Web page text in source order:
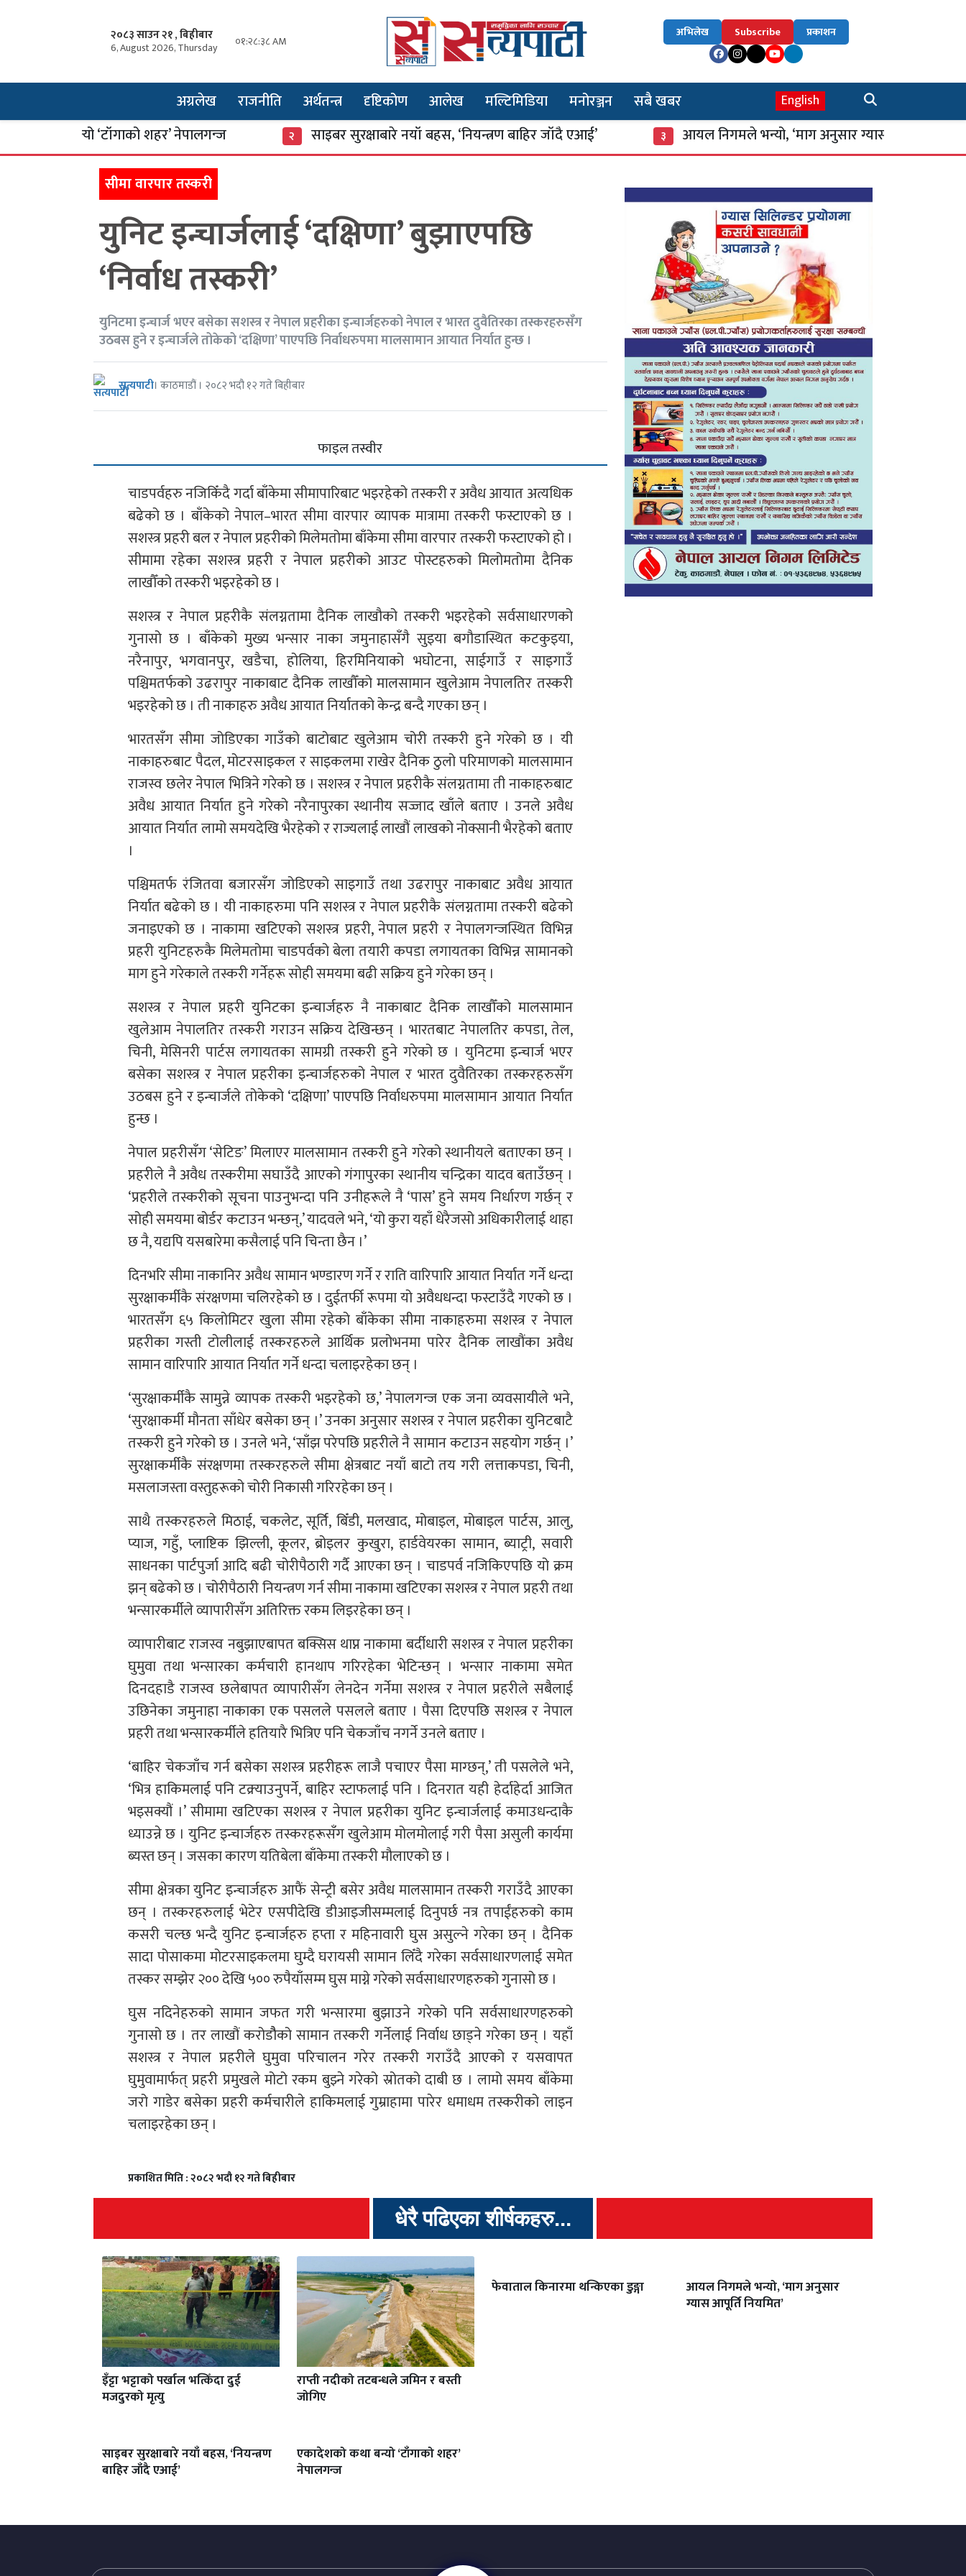
२०८३ साउन २१ , बिहीबार
6, August 2026, Thursday ०१:२८:३९ AM
अभिलेख Subscribe प्रकाशन
अग्रलेख राजनीति अर्थतन्त्र दृष्टिकोण आलेख मल्टिमिडिया मनोरञ्जन सबै खबर English
‘टाँगाको शहर’ नेपालगन्ज साइबर सुरक्षाबारे नयाँ बहस, ‘नियन्त्रण बाहिर जाँदै एआई’
आयल निगमले भन्यो, ‘माग अनुसार ग्यास आपूर्ति नियमित’
सीमा वारपार तस्करी
युनिट इन्चार्जलाई ‘दक्षिणा’ बुझाएपछि
‘निर्वाध तस्करी’
युनिटमा इन्चार्ज भएर बसेका सशस्त्र र नेपाल प्रहरीका इन्चार्जहरुको नेपाल र भारत दुवैतिरका तस्करहरुसँग
उठबस हुने र इन्चार्जले तोकेको ‘दक्षिणा’ पाएपछि निर्वाधरुपमा मालसामान आयात निर्यात हुन्छ ।
सत्यपाटी। काठमाडौं । २०८२ भदौ १२ गते बिहीबार
फाइल तस्वीर
चाडपर्वहरु नजिकिँदै गर्दा बाँकेमा सीमापारिबाट भइरहेको तस्करी र अवैध आयात अत्यधिक
बढेको छ । बाँकेको नेपाल–भारत सीमा वारपार व्यापक मात्रामा तस्करी फस्टाएको छ ।
सशस्त्र प्रहरी बल र नेपाल प्रहरीको मिलेमतोमा बाँकेमा सीमा वारपार तस्करी फस्टाएको हो ।
सीमामा रहेका सशस्त्र प्रहरी र नेपाल प्रहरीको आउट पोस्टहरुको मिलोमतोमा दैनिक
लाखौँको तस्करी भइरहेको छ ।
सशस्त्र र नेपाल प्रहरीकै संलग्नतामा दैनिक लाखौको तस्करी भइरहेको सर्वसाधारणको
गुनासो छ । बाँकेको मुख्य भन्सार नाका जमुनाहासँगै सुइया बगौडास्थित कटकुइया,
नरैनापुर, भगवानपुर, खडैचा, होलिया, हिरमिनियाको भघोटना, साईगाउँ र साइगाउँ
पश्चिमतर्फको उढरापुर नाकाबाट दैनिक लाखौँको मालसामान खुलेआम नेपालतिर तस्करी
भइरहेको छ । ती नाकाहरु अवैध आयात निर्यातको केन्द्र बन्दै गएका छन् ।
भारतसँग सीमा जोडिएका गाउँको बाटोबाट खुलेआम चोरी तस्करी हुने गरेको छ । यी
नाकाहरुबाट पैदल, मोटरसाइकल र साइकलमा राखेर दैनिक ठुलो परिमाणको मालसामान
राजस्व छलेर नेपाल भित्रिने गरेको छ । सशस्त्र र नेपाल प्रहरीकै संलग्नतामा ती नाकाहरुबाट
अवैध आयात निर्यात हुने गरेको नरैनापुरका स्थानीय सज्जाद खाँले बताए । उनले अवैध
आयात निर्यात लामो समयदेखि भैरहेको र राज्यलाई लाखौं लाखको नोक्सानी भैरहेको बताए
।
पश्चिमतर्फ रंजितवा बजारसँग जोडिएको साइगाउँ तथा उढरापुर नाकाबाट अवैध आयात
निर्यात बढेको छ । यी नाकाहरुमा पनि सशस्त्र र नेपाल प्रहरीकै संलग्नतामा तस्करी बढेको
जनाइएको छ । नाकामा खटिएको सशस्त्र प्रहरी, नेपाल प्रहरी र नेपालगन्जस्थित विभिन्न
प्रहरी युनिटहरुकै मिलेमतोमा चाडपर्वको बेला तयारी कपडा लगायतका विभिन्न सामानको
माग हुने गरेकाले तस्करी गर्नेहरू सोही समयमा बढी सक्रिय हुने गरेका छन् ।
सशस्त्र र नेपाल प्रहरी युनिटका इन्चार्जहरु नै नाकाबाट दैनिक लाखौँको मालसामान
खुलेआम नेपालतिर तस्करी गराउन सक्रिय देखिन्छन् । भारतबाट नेपालतिर कपडा, तेल,
चिनी, मेसिनरी पार्टस लगायतका सामग्री तस्करी हुने गरेको छ । युनिटमा इन्चार्ज भएर
बसेका सशस्त्र र नेपाल प्रहरीका इन्चार्जहरुको नेपाल र भारत दुवैतिरका तस्करहरुसँग
उठबस हुने र इन्चार्जले तोकेको ‘दक्षिणा’ पाएपछि निर्वाधरुपमा मालसामान आयात निर्यात
हुन्छ ।
नेपाल प्रहरीसँग ‘सेटिङ’ मिलाएर मालसामान तस्करी हुने गरेको स्थानीयले बताएका छन् ।
प्रहरीले नै अवैध तस्करीमा सघाउँदै आएको गंगापुरका स्थानीय चन्द्रिका यादव बताउँछन् ।
‘प्रहरीले तस्करीको सूचना पाउनुभन्दा पनि उनीहरूले नै ‘पास’ हुने समय निर्धारण गर्छन् र
सोही समयमा बोर्डर कटाउन भन्छन्,’ यादवले भने, ‘यो कुरा यहाँ धेरैजसो अधिकारीलाई थाहा
छ नै, यद्यपि यसबारेमा कसैलाई पनि चिन्ता छैन ।’
दिनभरि सीमा नाकानिर अवैध सामान भण्डारण गर्ने र राति वारिपारि आयात निर्यात गर्ने धन्दा
सुरक्षाकर्मीकै संरक्षणमा चलिरहेको छ । दुईतर्फी रूपमा यो अवैधधन्दा फस्टाउँदै गएको छ ।
भारतसँग ६५ किलोमिटर खुला सीमा रहेको बाँकेका सीमा नाकाहरुमा सशस्त्र र नेपाल
प्रहरीका गस्ती टोलीलाई तस्करहरुले आर्थिक प्रलोभनमा पारेर दैनिक लाखौंका अवैध
सामान वारिपारि आयात निर्यात गर्ने धन्दा चलाइरहेका छन् ।
‘सुरक्षाकर्मीकै सामुन्ने व्यापक तस्करी भइरहेको छ,’ नेपालगन्ज एक जना व्यवसायीले भने,
‘सुरक्षाकर्मी मौनता साँधेर बसेका छन् ।’ उनका अनुसार सशस्त्र र नेपाल प्रहरीका युनिटबाटै
तस्करी हुने गरेको छ । उनले भने, ‘साँझ परेपछि प्रहरीले नै सामान कटाउन सहयोग गर्छन् ।’
सुरक्षाकर्मीकै संरक्षणमा तस्करहरुले सीमा क्षेत्रबाट नयाँ बाटो तय गरी लत्ताकपडा, चिनी,
मसलाजस्ता वस्तुहरूको चोरी निकासी गरिरहेका छन् ।
साथै तस्करहरुले मिठाई, चकलेट, सूर्ति, बिँडी, मलखाद, मोबाइल, मोबाइल पार्टस, आलु,
प्याज, गहुँ, प्लाष्टिक झिल्ली, कूलर, ब्रोइलर कुखुरा, हार्डवेयरका सामान, ब्याट्री, सवारी
साधनका पार्टपुर्जा आदि बढी चोरीपैठारी गर्दै आएका छन् । चाडपर्व नजिकिएपछि यो क्रम
झन् बढेको छ । चोरीपैठारी नियन्त्रण गर्न सीमा नाकामा खटिएका सशस्त्र र नेपाल प्रहरी तथा
भन्सारकर्मीले व्यापारीसँग अतिरिक्त रकम लिइरहेका छन् ।
व्यापारीबाट राजस्व नबुझाएबापत बक्सिस थाप्न नाकामा बर्दीधारी सशस्त्र र नेपाल प्रहरीका
घुमुवा तथा भन्सारका कर्मचारी हानथाप गरिरहेका भेटिन्छन् । भन्सार नाकामा समेत
दिनदहाडै राजस्व छलेबापत व्यापारीसँग लेनदेन गर्नेमा सशस्त्र र नेपाल प्रहरीले सबैलाई
उछिनेका जमुनाहा नाकाका एक पसलले पसलले बताए । पैसा दिएपछि सशस्त्र र नेपाल
प्रहरी तथा भन्सारकर्मीले हतियारै भित्रिए पनि चेकजाँच नगर्ने उनले बताए ।
‘बाहिर चेकजाँच गर्न बसेका सशस्त्र प्रहरीहरू लाजै पचाएर पैसा माग्छन्,’ ती पसलेले भने,
‘भित्र हाकिमलाई पनि टक्र्याउनुपर्ने, बाहिर स्टाफलाई पनि । दिनरात यही हेर्दाहेर्दा आजित
भइसक्यौं ।’ सीमामा खटिएका सशस्त्र र नेपाल प्रहरीका युनिट इन्चार्जलाई कमाउधन्दाकै
ध्याउन्ने छ । युनिट इन्चार्जहरु तस्करहरूसँग खुलेआम मोलमोलाई गरी पैसा असुली कार्यमा
ब्यस्त छन् । जसका कारण यतिबेला बाँकेमा तस्करी मौलाएको छ ।
सीमा क्षेत्रका युनिट इन्चार्जहरु आफैं सेन्ट्री बसेर अवैध मालसामान तस्करी गराउँदै आएका
छन् । तस्करहरुलाई भेटेर एसपीदेखि डीआइजीसम्मलाई दिनुपर्छ नत्र तपाईंहरुको काम
कसरी चल्छ भन्दै युनिट इन्चार्जहरु हप्ता र महिनावारी घुस असुल्ने गरेका छन् । दैनिक
सादा पोसाकमा मोटरसाइकलमा घुम्दै घरायसी सामान लिँदै गरेका सर्वसाधारणलाई समेत
तस्कर सम्झेर २०० देखि ५०० रुपैयाँसम्म घुस माग्ने गरेको सर्वसाधारणहरुको गुनासो छ ।
घुस नदिनेहरुको सामान जफत गरी भन्सारमा बुझाउने गरेको पनि सर्वसाधारणहरुको
गुनासो छ । तर लाखौं करोडौैको सामान तस्करी गर्नेलाई निर्वाध छाड्ने गरेका छन् । यहाँ
सशस्त्र र नेपाल प्रहरीले घुमुवा परिचालन गरेर तस्करी गराउँदै आएको र यसवापत
घुमुवामार्फत् प्रहरी प्रमुखले मोटो रकम बुझ्ने गरेको स्रोतको दाबी छ । लामो समय बाँकेमा
जरो गाडेर बसेका प्रहरी कर्मचारीले हाकिमलाई गुम्राहामा पारेर धमाधम तस्करीको लाइन
चलाइरहेका छन् ।
प्रकाशित मिति : २०८२ भदौ १२ गते बिहीबार
धेरै पढिएका शीर्षकहरु...
इँट्टा भट्टाको पर्खाल भत्किँदा दुई
मजदुरको मृत्यु
राप्ती नदीको तटबन्धले जमिन र बस्ती
जोगिए
फेवाताल किनारमा थन्किएका डुङ्गा
आयल निगमले भन्यो, ‘माग अनुसार
ग्यास आपूर्ति नियमित’
साइबर सुरक्षाबारे नयाँ बहस, ‘नियन्त्रण
बाहिर जाँदै एआई’
एकादेशको कथा बन्यो ‘टाँगाको शहर’
नेपालगन्ज